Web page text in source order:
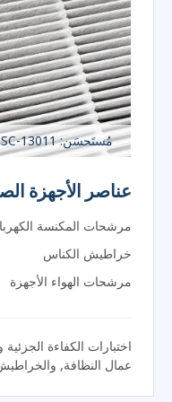
مُستَحسَن: SC-13011 / إس سي-MBT-2032
عناصر الأجهزة
مرشحات المكنسة
خراطيش الكناس
مرشحات الهواء الأجهزة